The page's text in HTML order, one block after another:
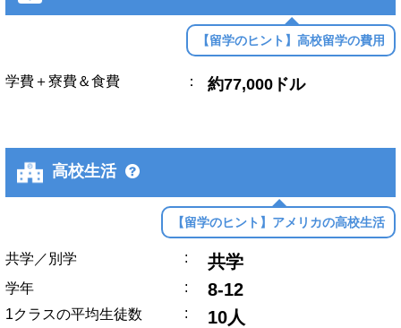
【留学のヒント】高校留学の費用
学費＋寮費＆食費 ： 約77,000ドル
高校生活
【留学のヒント】アメリカの高校生活
共学／別学 : 共学
学年 : 8-12
1クラスの平均生徒数 : 10人